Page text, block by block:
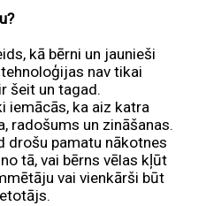
kā bērni un jaunieši
nav tikai
šeit un tagad.
iemācās, ka aiz katra
radošums un zināšanas.
drošu pamatu nākotnes
tā, vai bērns vēlas kļūt
vai vienkārši būt